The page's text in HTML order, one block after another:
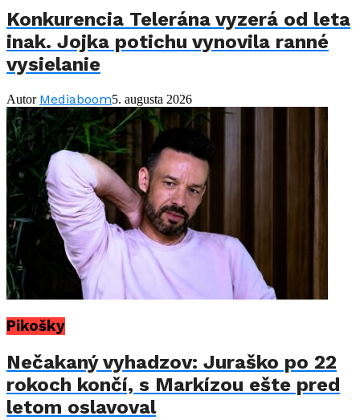
Konkurencia Telerána vyzerá od leta
inak. Jojka potichu vynovila ranné
vysielanie
Autor Mediaboom5. augusta 2026
Pikošky
Nečakaný vyhadzov: Juraško po 22
rokoch končí, s Markízou ešte pred
letom oslavoval